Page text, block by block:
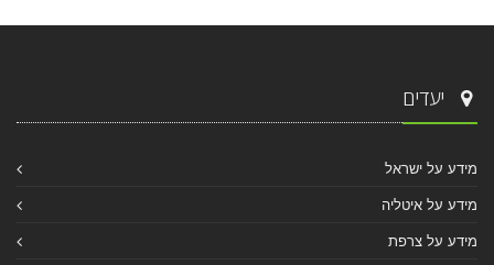
יעדים
מידע על ישראל
מידע על איטליה
מידע על צרפת